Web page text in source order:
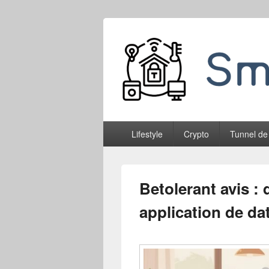
Smableone
principalLifestyle Crypto Tunnel
Betolerant avis :
application de